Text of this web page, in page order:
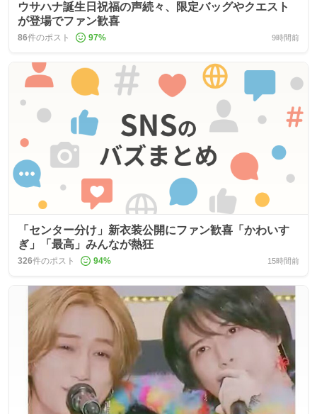
ウサハナ誕生日祝福の声続々、限定バッグやクエスト
が登場でファン歓喜
86件のポスト 97% 9時間前
「センター分け」新衣装公開にファン歓喜「かわいす
ぎ」「最高」みんなが熱狂
326件のポスト 94% 15時間前